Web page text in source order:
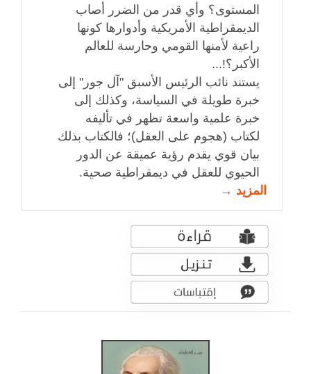
المستوى؟ وأي قدر من الضرر أصاب
الديمقراطية الأمريكية وأدوارها كونها
راعية لأمنها القومي وحارسة للعالم
الأكبر؟!...
يستند نائب الرئيس الأسبق "آل جور" إلى
خبرة طويلة في السياسة، وكذلك إلى
خبرة علمية واسعة تظهر في تأليفه
لكتاب (هجوم على العقل)؛ فالكتاب بذلك
بيان قوي يقدم رؤية عميقة عن الدور
الحيوي للعقل في ديمقراطية صحية.
المزيد →